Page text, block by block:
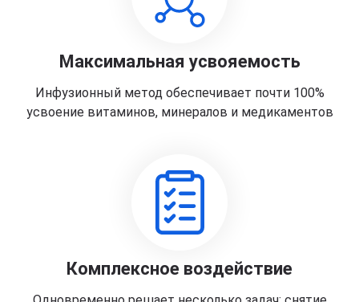
Максимальная усвояемость
Инфузионный метод обеспечивает почти 100%
усвоение витаминов, минералов и медикаментов
Комплексное воздействие